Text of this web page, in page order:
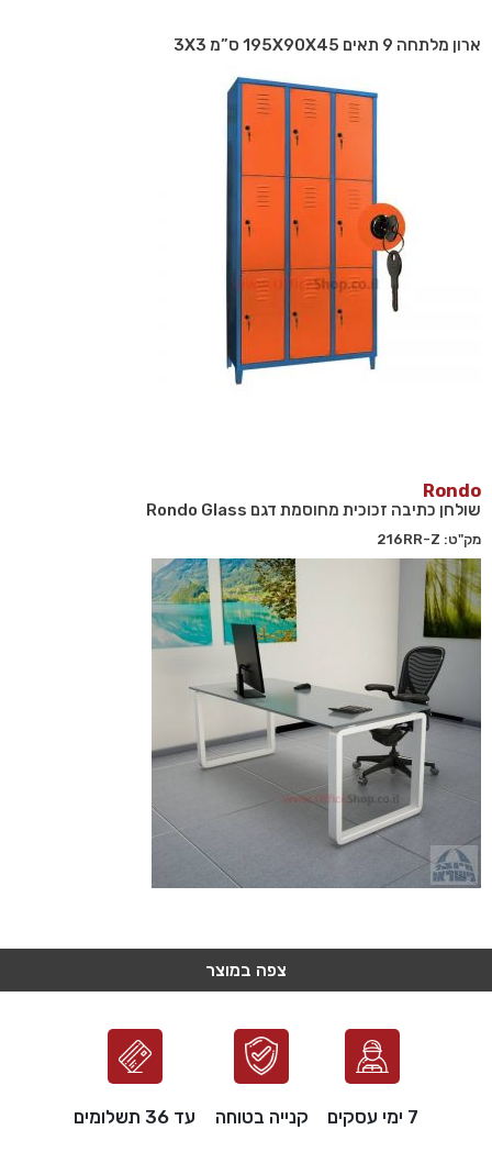
צפה במוצר
צפה במוצר
צפה במוצר
ארון מלתחה 9 תאים 195X90X45 ס”מ 3X3
צפה במוצר
Rondo
שולחן כתיבה זכוכית מחוסמת דגם Rondo Glass
מק"ט: 216RR-Z
צפה במוצר
7 ימי עסקים קנייה בטוחה עד 36 תשלומים